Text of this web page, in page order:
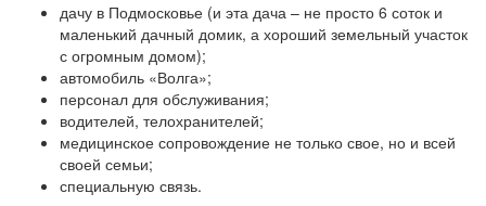
дачу в Подмосковье (и эта дача – не просто 6 соток и
маленький дачный домик, а хороший земельный участок
с огромным домом);
автомобиль «Волга»;
персонал для обслуживания;
водителей, телохранителей;
медицинское сопровождение не только свое, но и всей
своей семьи;
специальную связь.